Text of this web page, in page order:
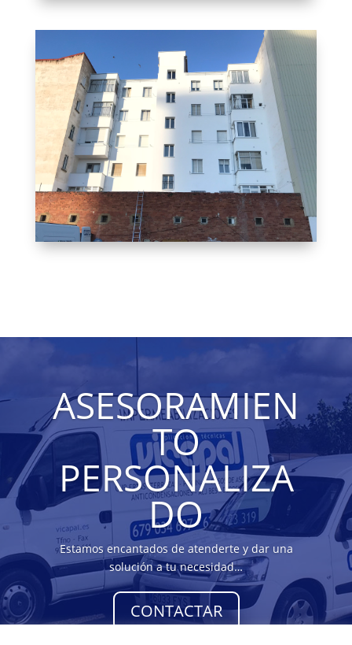
ASESORAMIEN
TO
PERSONALIZA
DO
Estamos encantados de atenderte y dar una
solución a tu necesidad…
CONTACTAR